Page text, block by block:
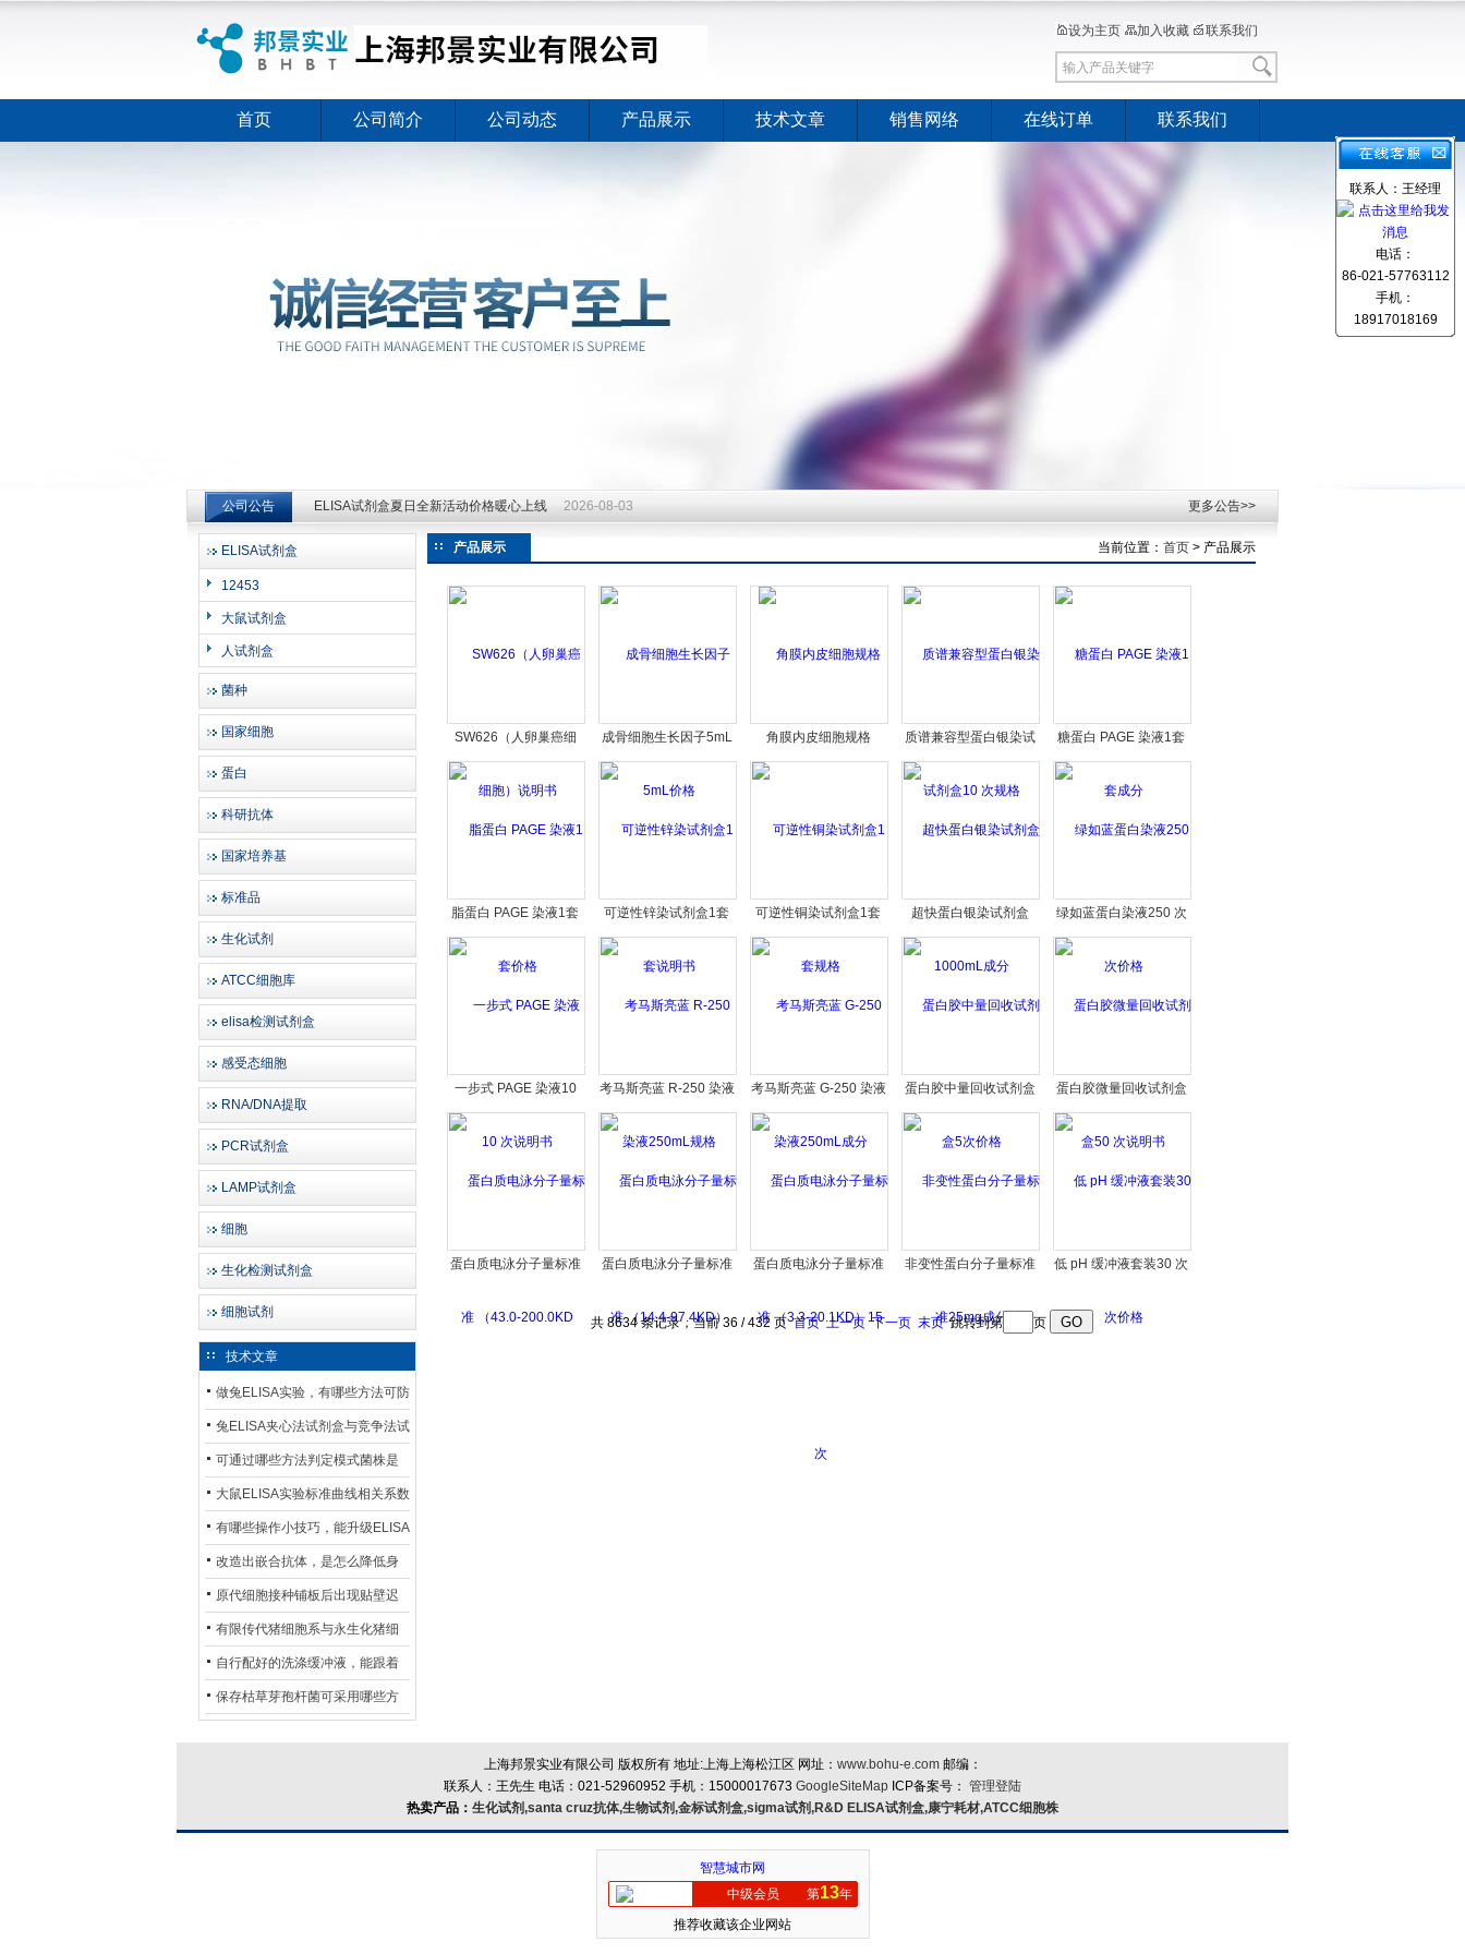
上海邦景实业有限公司
设为主页 加入收藏 联系我们
首页 公司简介 公司动态 产品展示 技术文章 销售网络 在线订单 联系我们
公司公告 ELISA试剂盒夏日全新活动价格暖心上线 2026-08-03
ELISA试剂盒夏日全新活动价格暖心上线
更多公告>>
ELISA试剂盒
12453
大鼠试剂盒
人试剂盒
菌种
国家细胞
蛋白
科研抗体
国家培养基
标准品
生化试剂
ATCC细胞库
elisa检测试剂盒
感受态细胞
RNA/DNA提取
PCR试剂盒
LAMP试剂盒
细胞
生化检测试剂盒
细胞试剂
技术文章
做兔ELISA实验，有哪些方法可防
止平台效应发生？
兔ELISA夹心法试剂盒与竞争法试
剂盒，适用检测场景存在哪些差
异？
可通过哪些方法判定模式菌株是
否存在杂菌污染？
大鼠ELISA实验标准曲线相关系数
偏低，可从哪些维度开展问题排
查？
有哪些操作小技巧，能升级ELISA
的LOD与LOQ性能？
改造出嵌合抗体，是怎么降低身
体生成抗鼠抗体（HAMA）的？
原代细胞接种铺板后出现贴壁迟
缓、悬浮细胞数量偏多的现象的
主要诱因
有限传代猪细胞系与永生化猪细
胞系，二者在增殖存活周期上有
什么区别？
自行配好的洗涤缓冲液，能跟着
试剂盒原装干粉放一处储存吗？
保存枯草芽孢杆菌可采用哪些方
产品展示 当前位置： 首页 > 产品展示
SW626（人卵巢癌细
胞）说明书
成骨细胞生长因子5mL
价格
角膜内皮细胞规格
质谱兼容型蛋白银染试
剂盒10 次规格
糖蛋白 PAGE 染液1套
成分
脂蛋白 PAGE 染液1套
价格
可逆性锌染试剂盒1套
说明书
可逆性铜染试剂盒1套
规格
超快蛋白银染试剂盒
1000mL成分
绿如蓝蛋白染液250 次
价格
一步式 PAGE 染液10
次说明书
考马斯亮蓝 R-250 染液
250mL规格
考马斯亮蓝 G-250 染液
250mL成分
蛋白胶中量回收试剂盒
5次价格
蛋白胶微量回收试剂盒
50 次说明书
蛋白质电泳分子量标准
蛋白质电泳分子量标准
蛋白质电泳分子量标准
非变性蛋白分子量标准
低 pH 缓冲液套装30 次
共 8634 条记录，当前 36 / 432 页首页 上一页 下一页 末页跳转到第 页
上海邦景实业有限公司 版权所有 地址:上海上海松江区 网址： www.bohu-e.com邮编：
联系人：王先生 电话：021-52960952 手机：15000017673 GoogleSiteMap ICP备案号： 管理登陆
热卖产品： 生化试剂,santa cruz抗体,生物试剂,金标试剂盒,sigma试剂,R&D ELISA试剂盒,康宁耗材,ATCC细胞株
联系人：王经理
电话：
86-021-57763112
手机：
18917018169
智慧城市网
中级会员
第13年
推荐收藏该企业网站